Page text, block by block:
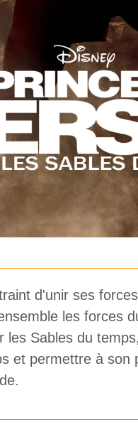
d'unir ses
les forces
les Sables du
et permettre à son